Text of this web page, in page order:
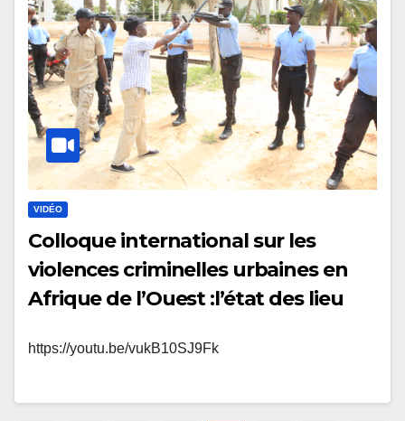
VIDÉO
Colloque international sur les
violences criminelles urbaines en
Afrique de l’Ouest :l’état des lieu
https://youtu.be/vukB10SJ9Fk